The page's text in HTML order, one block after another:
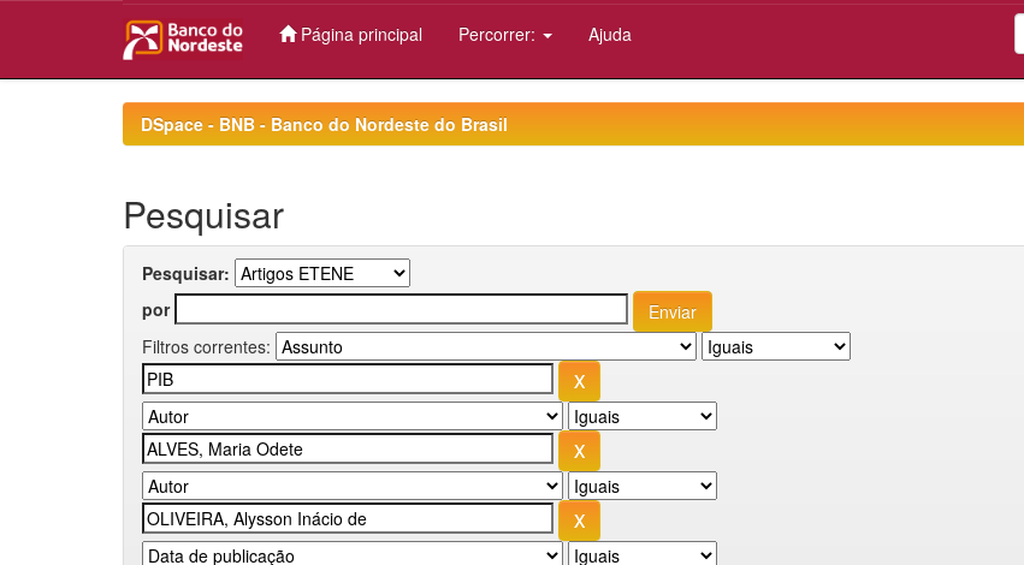
Página principal Percorrer: Ajuda
DSpace - BNB - Banco do Nordeste do Brasil
Pesquisar
Pesquisar:
por
Filtros correntes: